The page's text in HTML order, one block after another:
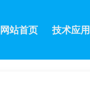
网站首页 技术应用